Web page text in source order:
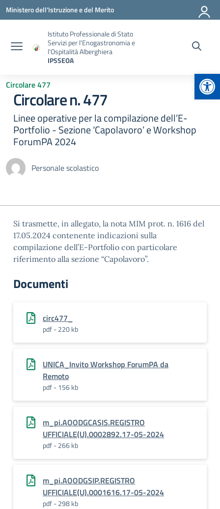
Vai ai contenuti
Vai al menu di navigazione
Vai al footer
Ministero dell'Istruzione e del Merito
Istituto Professionale di Stato
Servizi per l'Enogastronomia e
l'Ospitalità Alberghiera
IPSSEOA
Circolare 477
Circolare n. 477
Linee operative per la compilazione dell’E-
Portfolio - Sezione ‘Capolavoro’ e Workshop
ForumPA 2024
Personale scolastico
Si trasmette, in allegato, la nota MIM prot. n. 1616 del
17.05.2024 contenente indicazioni sulla
compilazione dell’E-Portfolio con particolare
riferimento alla sezione “Capolavoro”.
Documenti
circ477_
pdf - 220 kb
UNICA_Invito Workshop ForumPA da
Remoto
pdf - 156 kb
m_pi.AOODGCASIS.REGISTRO
UFFICIALE(U).0002892.17-05-2024
pdf - 266 kb
m_pi.AOODGSIP.REGISTRO
UFFICIALE(U).0001616.17-05-2024
pdf - 298 kb